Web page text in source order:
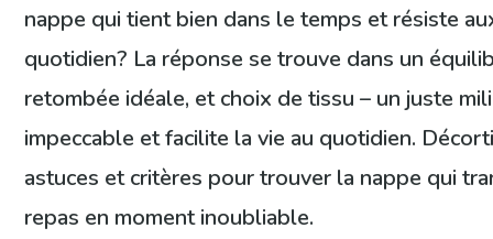
nappe qui tient bien dans le temps et résiste
quotidien? La réponse se trouve dans un
retombée idéale, et choix de tissu – un juste
impeccable et facilite la vie au quotidien.
astuces et critères pour trouver la nappe qui
repas en moment inoubliable.